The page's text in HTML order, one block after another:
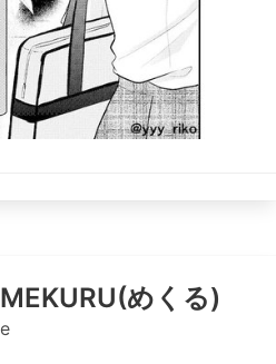
MEKURU(めくる)